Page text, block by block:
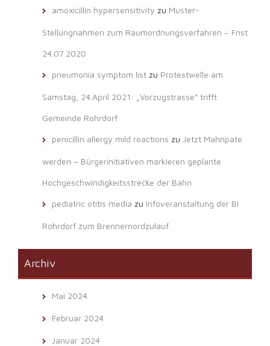
amoxicillin hypersensitivity zu Muster-
Stellungnahmen zum Raumordnungsverfahren – Frist
24.07.2020
pneumonia symptom list zu Protestwelle am
Samstag, 24.April 2021: „Vorzugstrasse“ trifft
Gemeinde Rohrdorf
penicillin allergy mild reactions zu Jetzt Mahnpate
werden – Bürgerinitiativen markieren geplante
Hochgeschwindigkeitsstrecke der Bahn
pediatric otitis media zu Infoveranstaltung der BI
Rohrdorf zum Brennernordzulauf
Archiv
Mai 2024
Februar 2024
Januar 2024